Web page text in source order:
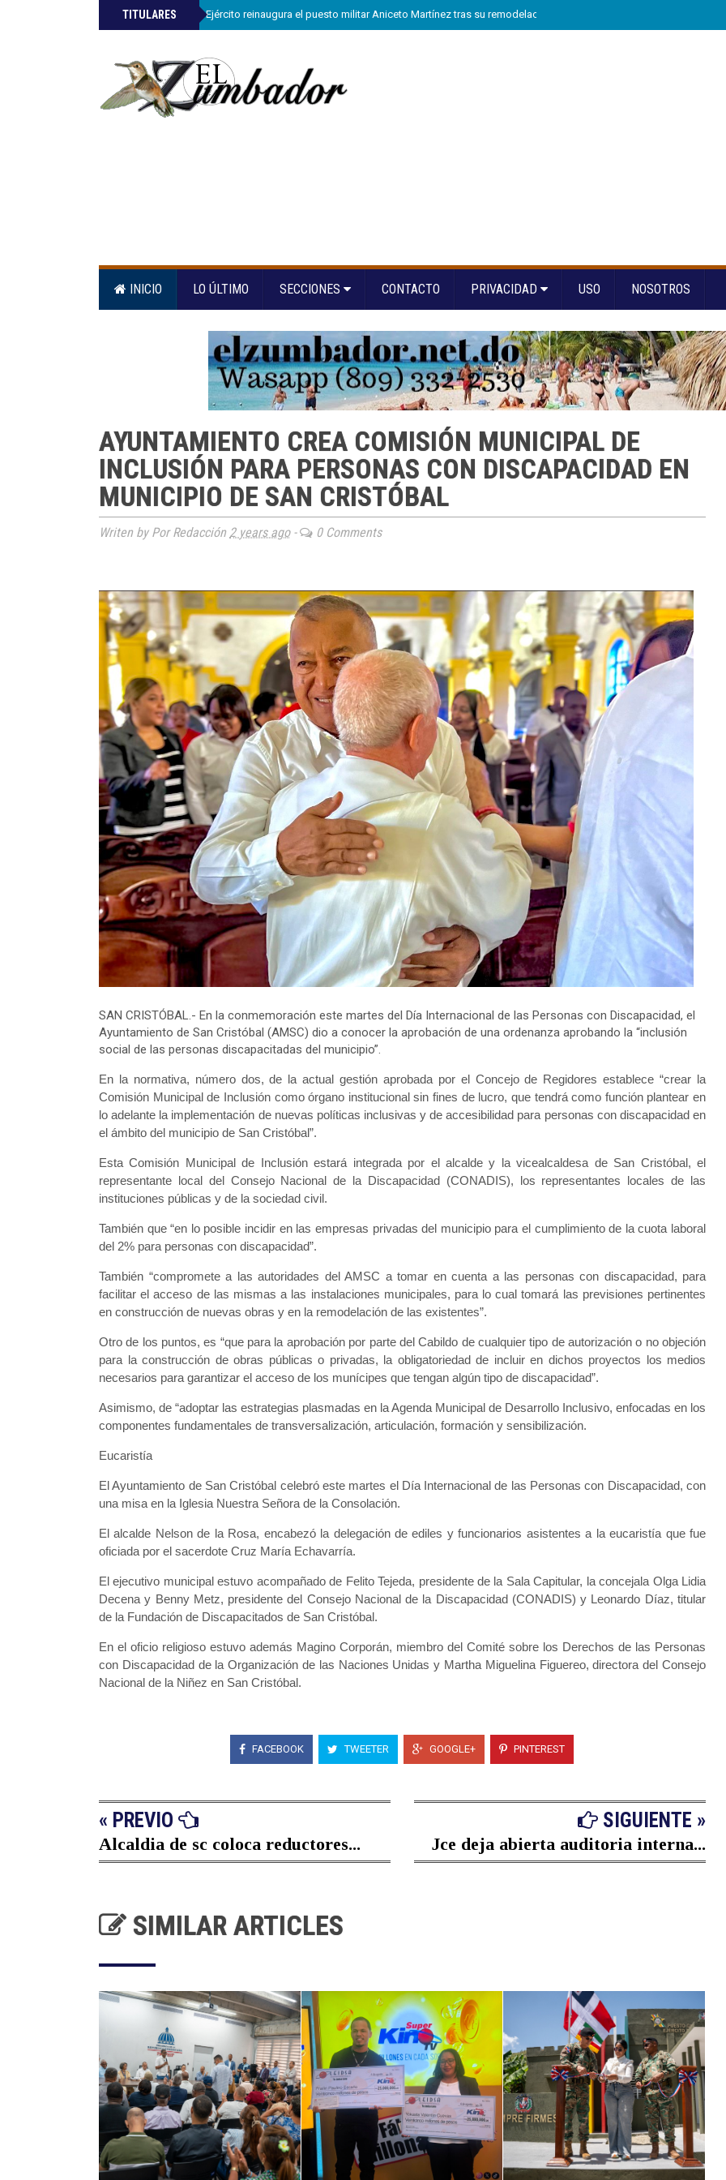
TITULARES
»Comandante del Ejército reinaugura el puesto militar Aniceto Martínez tras su remodelación en Hondo Valle
INICIO LO ÚLTIMO SECCIONES CONTACTO PRIVACIDAD USO NOSOTROS
AYUNTAMIENTO CREA COMISIÓN MUNICIPAL DE
INCLUSIÓN PARA PERSONAS CON DISCAPACIDAD EN
MUNICIPIO DE SAN CRISTÓBAL
Writen by Por Redacción 2 years ago- 0 Comments
SAN CRISTÓBAL.- En la conmemoración este martes del Día Internacional de las Personas con Discapacidad, el
Ayuntamiento de San Cristóbal (AMSC) dio a conocer la aprobación de una ordenanza aprobando la “inclusión
social de las personas discapacitadas del municipio”.
En la normativa, número dos, de la actual gestión aprobada por el Concejo de Regidores establece “crear la
Comisión Municipal de Inclusión como órgano institucional sin fines de lucro, que tendrá como función plantear en
lo adelante la implementación de nuevas políticas inclusivas y de accesibilidad para personas con discapacidad en
el ámbito del municipio de San Cristóbal”.
Esta Comisión Municipal de Inclusión estará integrada por el alcalde y la vicealcaldesa de San Cristóbal, el
representante local del Consejo Nacional de la Discapacidad (CONADIS), los representantes locales de las
instituciones públicas y de la sociedad civil.
También que “en lo posible incidir en las empresas privadas del municipio para el cumplimiento de la cuota laboral
del 2% para personas con discapacidad”.
También “compromete a las autoridades del AMSC a tomar en cuenta a las personas con discapacidad, para
facilitar el acceso de las mismas a las instalaciones municipales, para lo cual tomará las previsiones pertinentes
en construcción de nuevas obras y en la remodelación de las existentes”.
Otro de los puntos, es “que para la aprobación por parte del Cabildo de cualquier tipo de autorización o no objeción
para la construcción de obras públicas o privadas, la obligatoriedad de incluir en dichos proyectos los medios
necesarios para garantizar el acceso de los munícipes que tengan algún tipo de discapacidad”.
Asimismo, de “adoptar las estrategias plasmadas en la Agenda Municipal de Desarrollo Inclusivo, enfocadas en los
componentes fundamentales de transversalización, articulación, formación y sensibilización.
Eucaristía
El Ayuntamiento de San Cristóbal celebró este martes el Día Internacional de las Personas con Discapacidad, con
una misa en la Iglesia Nuestra Señora de la Consolación.
El alcalde Nelson de la Rosa, encabezó la delegación de ediles y funcionarios asistentes a la eucaristía que fue
oficiada por el sacerdote Cruz María Echavarría.
El ejecutivo municipal estuvo acompañado de Felito Tejeda, presidente de la Sala Capitular, la concejala Olga Lidia
Decena y Benny Metz, presidente del Consejo Nacional de la Discapacidad (CONADIS) y Leonardo Díaz, titular
de la Fundación de Discapacitados de San Cristóbal.
En el oficio religioso estuvo además Magino Corporán, miembro del Comité sobre los Derechos de las Personas
con Discapacidad de la Organización de las Naciones Unidas y Martha Miguelina Figuereo, directora del Consejo
Nacional de la Niñez en San Cristóbal.
FACEBOOK TWEETER GOOGLE+ PINTEREST
« PREVIO
Alcaldia de sc coloca reductores...
SIGUIENTE »
Jce deja abierta auditoria interna...
SIMILAR ARTICLES